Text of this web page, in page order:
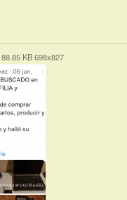
88.85 KB 698x827